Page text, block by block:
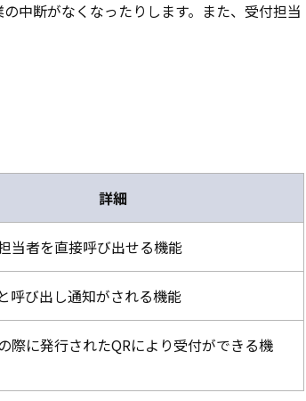
中断がなくなったりします。また、受付担当
詳細
当者を直接呼び出せる機能
呼び出し通知がされる機能
際に発行されたQRにより受付ができる機